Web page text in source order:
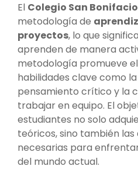
El Colegio San Bonifacio
metodología de
proyectos, lo que
aprenden de manera
metodología promueve
habilidades clave como
pensamiento crítico y la
trabajar en equipo. El
estudiantes no solo
teóricos, sino también
necesarias para
del mundo actual.